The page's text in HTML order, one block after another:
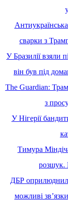
сварки з
У Бразилії взяли
він був під
The Guardian:
з
У Нігерії
Тимура
розшук.
ДБР
можливі